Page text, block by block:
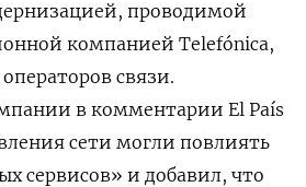
проводимой
компанией Telefónica,
связи.
в комментарии El País
сети могли повлиять
сервисов» и добавил, что